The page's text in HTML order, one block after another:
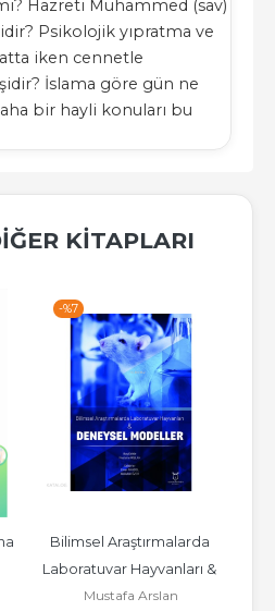
Hazreti Muhammed (sav)
Psikolojik yıpratma ve
iken cennetle
İslama göre gün ne
bir hayli konuları bu
KITAPLARI
-%7
Bilimsel Araştırmalarda
Laboratuvar Hayvanları &
Deneysel Modeller
Mustafa Arslan